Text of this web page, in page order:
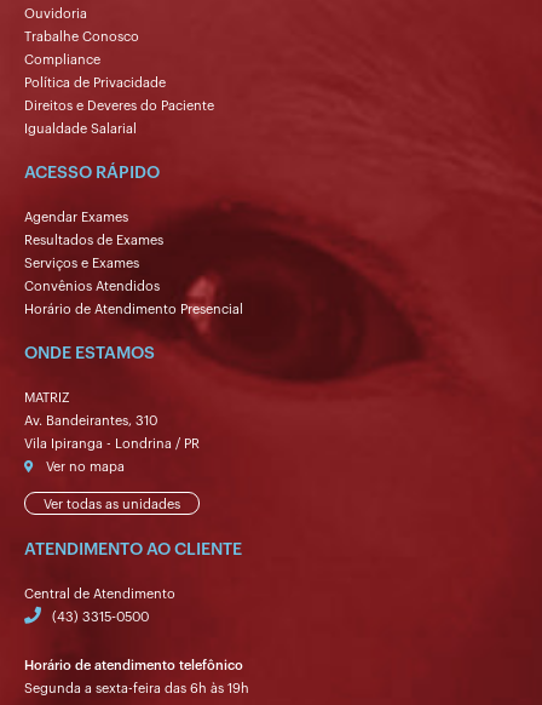
Ouvidoria
Trabalhe Conosco
Compliance
Política de Privacidade
Direitos e Deveres do Paciente
Igualdade Salarial
ACESSO RÁPIDO
Agendar Exames
Resultados de Exames
Serviços e Exames
Convênios Atendidos
Horário de Atendimento Presencial
ONDE ESTAMOS
MATRIZ
Av. Bandeirantes, 310
Vila Ipiranga - Londrina / PR
Ver no mapa
Ver todas as unidades
ATENDIMENTO AO CLIENTE
Central de Atendimento
(43) 3315-0500
Horário de atendimento telefônico
Segunda a sexta-feira das 6h às 19h